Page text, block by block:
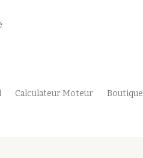
Calculateur Moteur Boutique